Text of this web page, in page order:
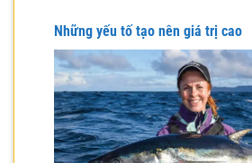
Những yếu tố tạo nên giá trị cao